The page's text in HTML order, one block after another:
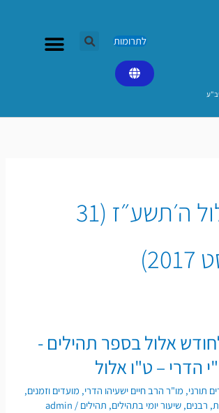
לתרומות
ט׳ באלול ה׳תשע״ז (31
אלול בספר תהילים -
הדרי – ט"ו אלול
תורני, מו"ר הרב חיים ישעיהו הדרי, מועדים וזמנים,
, רבנים,שיעור יומי בתהילים, תהילים /
admin